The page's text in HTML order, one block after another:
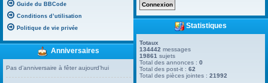
Guide du BBCode
Conditions d’utilisation
Politique de vie privée
Anniversaires
Pas d’anniversaire à fêter aujourd’hui
Statistiques
Totaux
134442 messages
19861 sujets
Total des annonces :0
Total des post-it :62
Total des pièces jointes :21992